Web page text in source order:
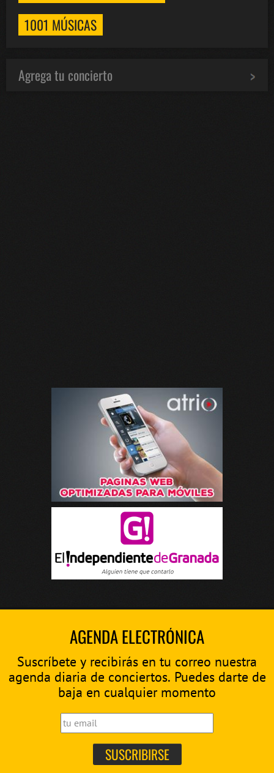
1001 MÚSICAS
Agrega tu concierto
AGENDA ELECTRÓNICA
Suscríbete y recibirás en tu correo nuestra
agenda diaria de conciertos. Puedes darte de
baja en cualquier momento